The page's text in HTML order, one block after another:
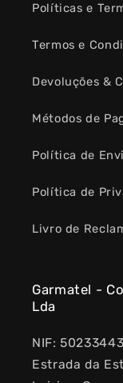
Políticas e
Termos e
Devoluções &
Métodos de
Política de
Política de
Livro de
Garmatel -
Lda
NIF:
Estrada da